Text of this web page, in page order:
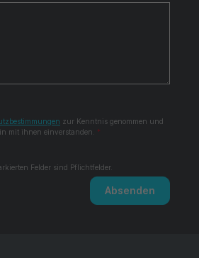
zur Kenntnis genommen und
mit ihnen einverstanden. *
Felder sind Pflichtfelder.
Absenden